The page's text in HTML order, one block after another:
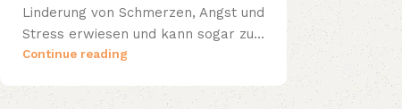
Linderung von Schmerzen, Angst und
Stress erwiesen und kann sogar zu...
Continue reading